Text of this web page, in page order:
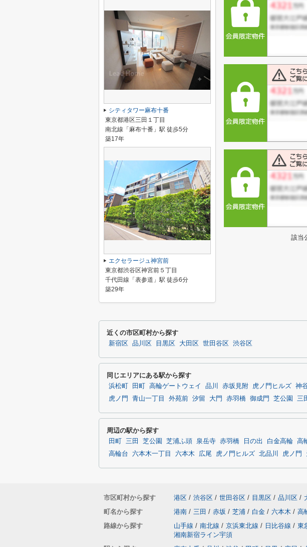
該当
シティタワー麻布十番
東京都港区三田１丁目
南北線「麻布十番」駅 徒歩5分
築17年
エクセラージュ神宮前
東京都渋谷区神宮前５丁目
千代田線「表参道」駅 徒歩6分
築29年
近くの市区町村から探す
新宿区 品川区 目黒区 大田区 世田谷区 渋谷区
同じエリアにある駅から探す
浜松町 田町 高輪ゲートウェイ 品川 赤坂見附 虎ノ門ヒルズ 神
虎ノ門
青山一丁目 外苑前 汐留 大門 赤羽橋 御成門 芝公園 三
周辺の駅から探す
田町 三田 芝公園 芝浦ふ頭 泉岳寺 赤羽橋 日の出 白金高輪 高
高輪台
六本木一丁目 六本木 広尾 虎ノ門ヒルズ 北品川 虎ノ門
市区町村から探す 港区 / 渋谷区 / 世田谷区 / 目黒区 / 品川区 /
町名から探す
港南 / 三田 / 赤坂 / 芝浦 / 白金 / 六本木 / 高
路線から探す
山手線 / 南北線 / 京浜東北線 / 日比谷線 / 東
湘南新宿ライン宇須